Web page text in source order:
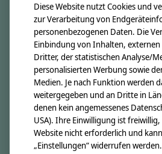
Nähkästchen
Unsere Stoffe
Impressum
Informationen
Kontakt
Versandkosten & Rücksendungen
Zahlungsarten
Diese Website nutzt Cookies und
zur Verarbeitung von
personenbezogenen Daten. Die
Einbindung von Inhalten,
Dritter, der statistischen Analyse/
personalisierten Werbung sowie
Medien. Je nach Funktion werden
weitergegeben und an Dritte in
denen kein angemessenes
USA). Ihre Einwilligung ist
Website nicht erforderlich und
„Einstellungen“ widerrufen werden.